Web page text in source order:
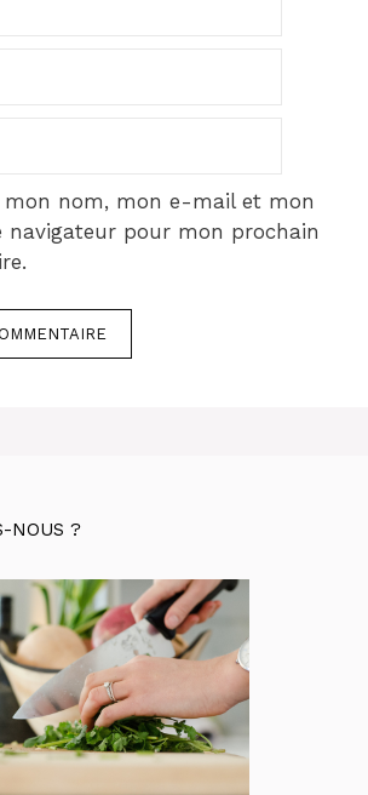
mon nom, mon e-mail et mon
navigateur pour mon prochain
NOUS ?